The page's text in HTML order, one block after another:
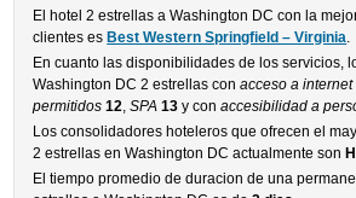
El hotel 2 estrellas a Washington DC con la
clientes es Best Western Springfield – Virginia.
En cuanto las disponibilidades de los servicios,
Washington DC 2 estrellas conacceso a internet
permitidos 12,SPA 13 y conaccesibilidad a
Los consolidadores hoteleros que ofrecen el
2 estrellas en Washington DC actualmente son
El tiempo promedio de duracion de una